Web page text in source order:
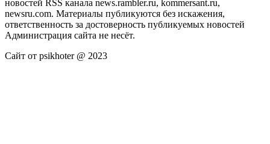
новостей RSS канала news.rambler.ru, kommersant.ru,
newsru.com. Материалы публикуются без искажения,
ответственность за достоверность публикуемых новостей
Администрация сайта не несёт.
Сайт от psikhoter @ 2023